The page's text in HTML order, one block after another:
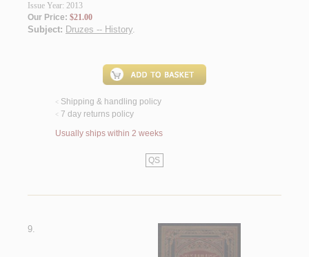
Issue Year: 2013
Our Price: $21.00
Subject: Druzes -- History.
< Shipping & handling policy
< 7 day returns policy
Usually ships within 2 weeks
QS
9.